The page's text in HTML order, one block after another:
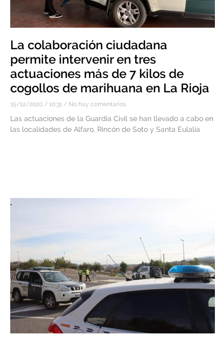
La colaboración ciudadana
permite intervenir en tres
actuaciones más de 7 kilos de
cogollos de marihuana en La Rioja
15/12/2020 10:31 No hay comentarios
Las actuaciones de la Guardia Civil se han llevado a cabo en
las localidades de Alfaro, Rincón de Soto y Santa Eulalia